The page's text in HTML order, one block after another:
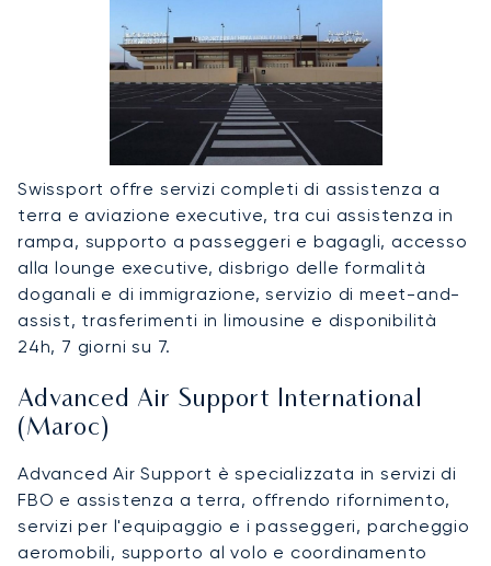
Swissport offre servizi completi di assistenza a
terra e aviazione executive, tra cui assistenza in
rampa, supporto a passeggeri e bagagli, accesso
alla lounge executive, disbrigo delle formalità
doganali e di immigrazione, servizio di meet-and-
assist, trasferimenti in limousine e disponibilità
24h, 7 giorni su 7.
Advanced Air Support International
(Maroc)
Advanced Air Support è specializzata in servizi di
FBO e assistenza a terra, offrendo rifornimento,
servizi per l'equipaggio e i passeggeri, parcheggio
aeromobili, supporto al volo e coordinamento